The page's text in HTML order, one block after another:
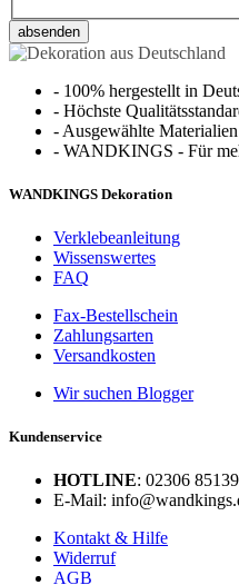
absenden
- 100% hergestellt in
- Höchste
- Ausgewählte
- WANDKINGS - Für
WANDKINGS Dekoration
Verklebeanleitung
Wissenswertes
FAQ
Fax-Bestellschein
Zahlungsarten
Versandkosten
Wir suchen Blogger
Kundenservice
HOTLINE: 02306
E-Mail:
Kontakt & Hilfe
Widerruf
AGB